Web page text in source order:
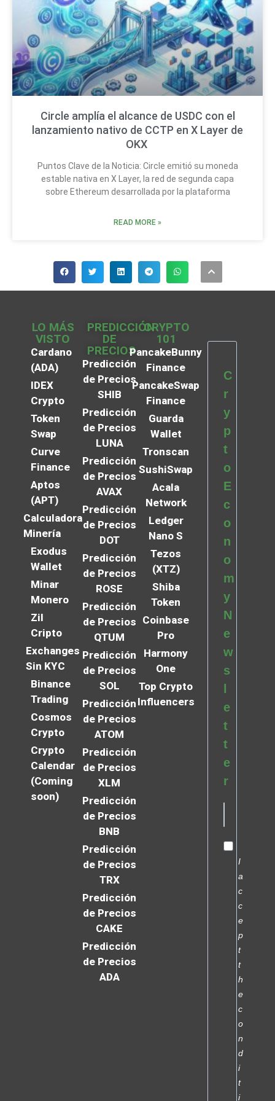
Circle amplía el alcance de USDC con el
lanzamiento nativo de CCTP en X Layer de
OKX
Puntos Clave de la Noticia: Circle emitió su moneda
estable nativa en X Layer, la red de segunda capa
sobre Ethereum desarrollada por la plataforma
READ MORE »
LO MÁS
VISTO
Cardano
(ADA)
IDEX
Crypto
Token
Swap
Curve
Finance
Aptos
(APT)
Calculadora
Minería
Exodus
Wallet
Minar
Monero
Zil
Cripto
Exchanges
Sin KYC
Binance
Trading
Cosmos
Crypto
Crypto
Calendar
(Coming
soon)
PREDICCIÓN
DE
PRECIOS
Predicción
de Precios
SHIB
Predicción
de Precios
LUNA
Predicción
de Precios
AVAX
Predicción
de Precios
DOT
Predicción
de Precios
ROSE
Predicción
de Precios
QTUM
Predicción
de Precios
SOL
Predicción
de Precios
ATOM
Predicción
de Precios
XLM
Predicción
de Precios
BNB
Predicción
de Precios
TRX
Predicción
de Precios
CAKE
Predicción
de Precios
ADA
CRYPTO
101
PancakeBunny
Finance
PancakeSwap
Finance
Guarda
Wallet
Tronscan
SushiSwap
Acala
Network
Ledger
Nano S
Tezos
(XTZ)
Shiba
Token
Coinbase
Pro
Harmony
One
Top Crypto
Influencers
C
r
y
p
t
o
E
c
o
n
o
m
y
N
e
w
s
e
t
t
e
r
I
a
c
c
e
p
t
t
h
e
c
o
n
d
i
t
i